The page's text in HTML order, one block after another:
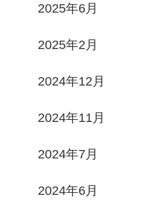
2025年6月
2025年2月
2024年12月
2024年11月
2024年7月
2024年6月